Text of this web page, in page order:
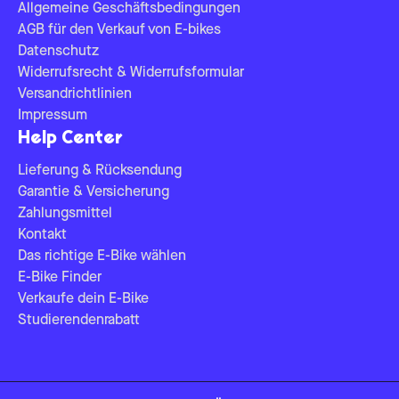
Allgemeine Geschäftsbedingungen
AGB für den Verkauf von E-bikes
Datenschutz
Widerrufsrecht & Widerrufsformular
Versandrichtlinien
Impressum
Help Center
Lieferung & Rücksendung
Garantie & Versicherung
Zahlungsmittel
Kontakt
Das richtige E-Bike wählen
E-Bike Finder
Verkaufe dein E-Bike
Studierendenrabatt